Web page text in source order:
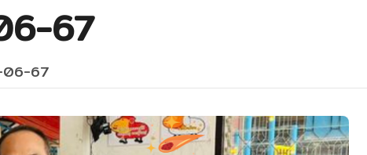
67
06-67